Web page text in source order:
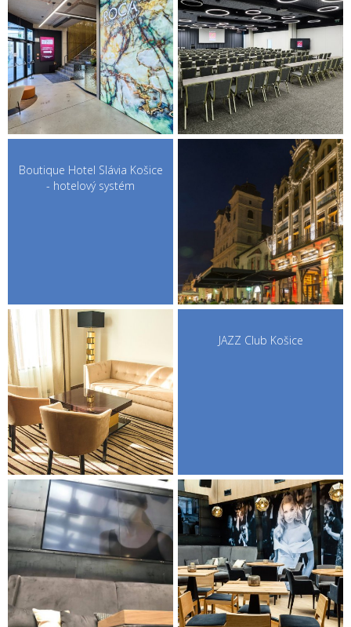
Boutique Hotel Slávia Košice
- hotelový systém
JAZZ Club Košice